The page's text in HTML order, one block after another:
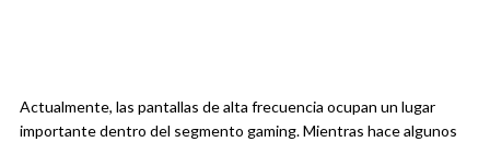
Actualmente, las pantallas de alta frecuencia ocupan un lugar
importante dentro del segmento gaming. Mientras hace algunos